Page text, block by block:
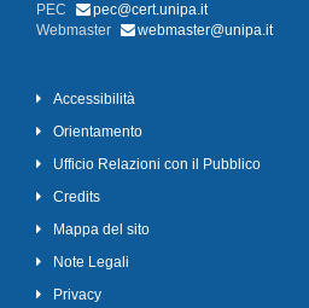
PEC
pec@cert.unipa.it
Webmaster
webmaster@unipa.it
Accessibilità
Orientamento
Ufficio Relazioni con il Pubblico
Credits
Mappa del sito
Note Legali
Privacy